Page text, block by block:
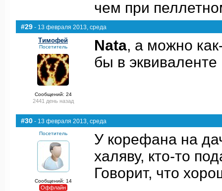
чем при
#29 - 13 февраля 2013, среда
Тимофей
Посетитель
Сообщений: 24
2441 день назад
Nata, а можно
бы в эквиваленте
#30 - 13 февраля 2013, среда
Посетитель
Сообщений: 14
Оффлайн
У корефана на
халяву, кто-то
Говорит, что